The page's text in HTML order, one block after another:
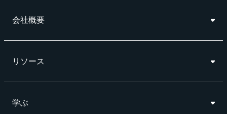
会社概要
リソース
学ぶ